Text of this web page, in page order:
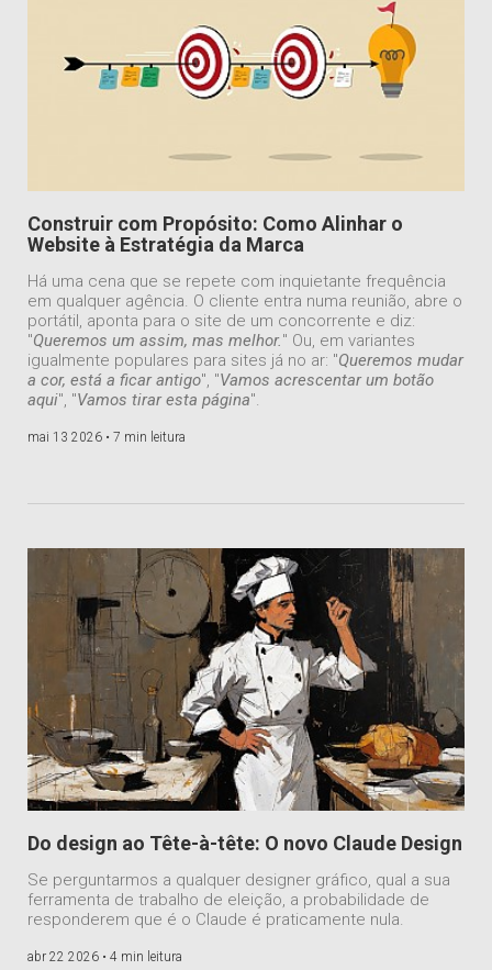
Construir com Propósito: Como Alinhar o
Website à Estratégia da Marca
Há uma cena que se repete com inquietante frequência
em qualquer agência. O cliente entra numa reunião, abre o
portátil, aponta para o site de um concorrente e diz:
"Queremos um assim, mas melhor." Ou, em variantes
igualmente populares para sites já no ar: "Queremos mudar
a cor, está a ficar antigo", "Vamos acrescentar um botão
aqui", "Vamos tirar esta página".
mai 13 2026 • 7 min leitura
Do design ao Tête-à-tête: O novo Claude Design
Se perguntarmos a qualquer designer gráfico, qual a sua
ferramenta de trabalho de eleição, a probabilidade de
responderem que é o Claude é praticamente nula.
abr 22 2026 • 4 min leitura